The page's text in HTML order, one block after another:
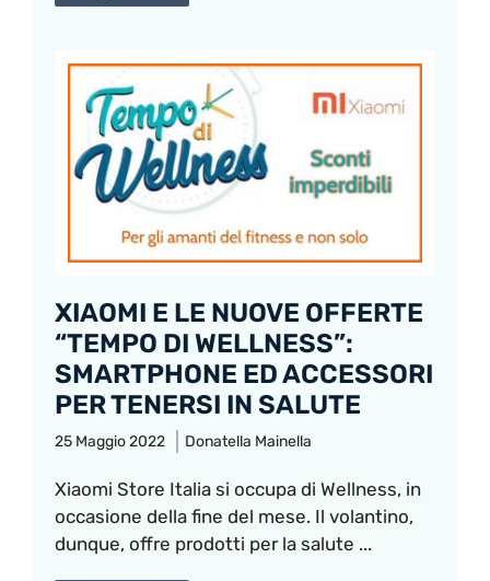
XIAOMI E LE NUOVE OFFERTE
“TEMPO DI WELLNESS”:
SMARTPHONE ED ACCESSORI
PER TENERSI IN SALUTE
25 Maggio 2022 Donatella Mainella
Xiaomi Store Italia si occupa di Wellness, in
occasione della fine del mese. Il volantino,
dunque, offre prodotti per la salute ...